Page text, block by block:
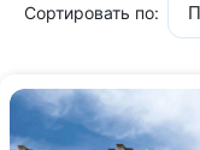
Сортировать по: